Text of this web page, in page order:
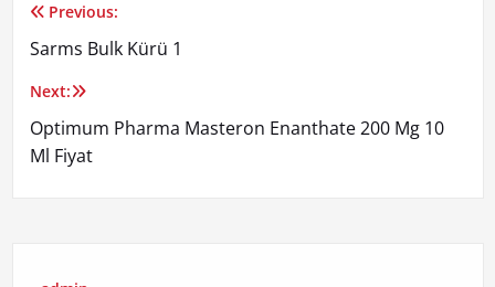
Yazı
gezinmesi
Previous:
Sarms Bulk Kürü 1
Next:
Optimum Pharma Masteron Enanthate 200 Mg 10
Ml Fiyat